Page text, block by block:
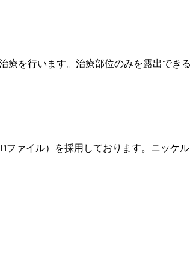
療を行います。治療部位のみを露出できる
ファイル）を採用しております。ニッケル